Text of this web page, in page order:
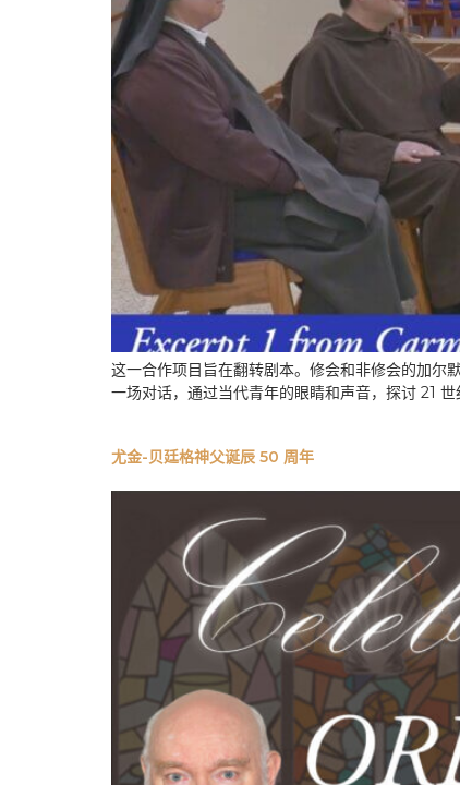
这一合作项目旨在翻转剧本。修会和非修会的加尔
一场对话，通过当代青年的眼睛和声音，探讨 21
尤金-贝廷格神父诞辰 50 周年